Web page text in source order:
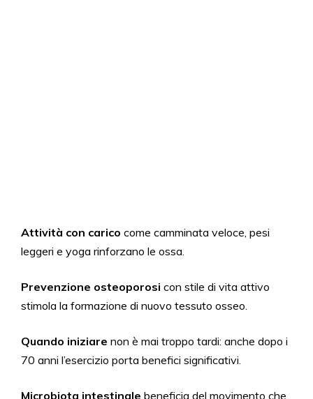
Attività con carico come camminata veloce, pesi
leggeri e yoga rinforzano le ossa.
Prevenzione osteoporosi con stile di vita attivo
stimola la formazione di nuovo tessuto osseo.
Quando iniziare non è mai troppo tardi: anche dopo i
70 anni l’esercizio porta benefici significativi.
Microbiota intestinale beneficia del movimento che